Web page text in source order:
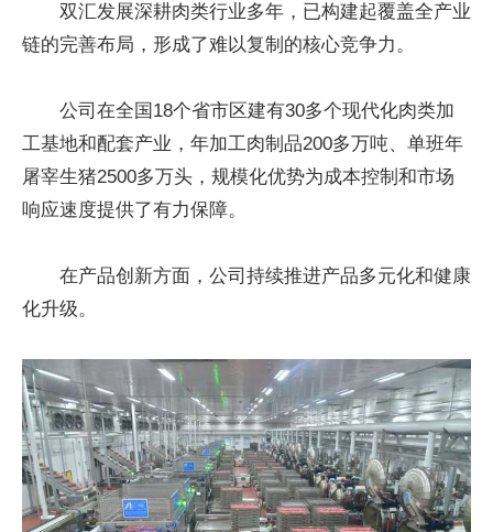
双汇发展深耕肉类行业多年，已构建起覆盖全产业
链的完善布局，形成了难以复制的核心竞争力。
公司在全国18个省市区建有30多个现代化肉类加
工基地和配套产业，年加工肉制品200多万吨、单班年
屠宰生猪2500多万头，规模化优势为成本控制和市场
响应速度提供了有力保障。
在产品创新方面，公司持续推进产品多元化和健康
化升级。